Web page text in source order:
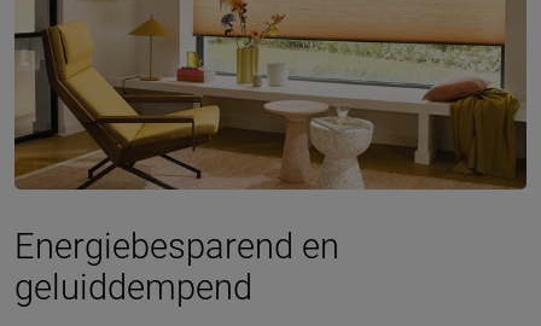
Energiebesparend en
geluiddempend